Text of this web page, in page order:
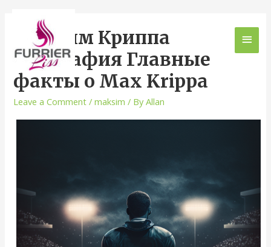
Максим Криппа
Биография Главные
факты о Max Krippa
Leave a Comment /maksim / ByAllan